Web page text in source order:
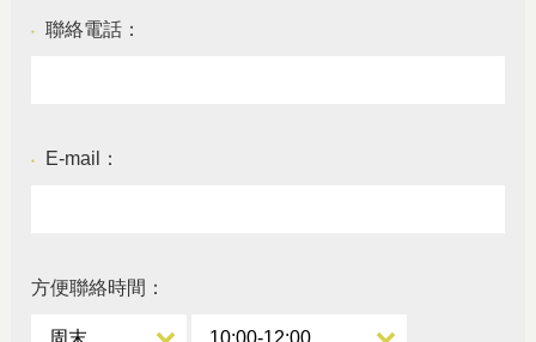
● 聯絡電話：
● E-mail：
方便聯絡時間：